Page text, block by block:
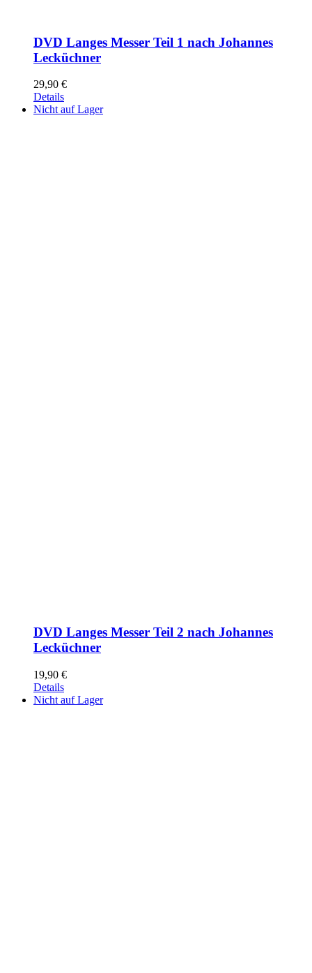
DVD Langes Messer Teil 1 nach Johannes
Lecküchner
29,90 €
Details
Nicht auf Lager
DVD Langes Messer Teil 2 nach Johannes
Lecküchner
19,90 €
Details
Nicht auf Lager